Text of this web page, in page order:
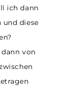
ich dann
und diese
von